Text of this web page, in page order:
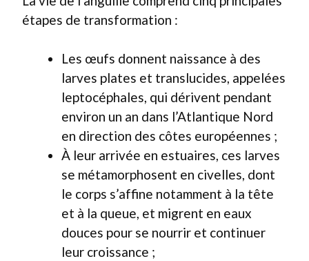
étapes de transformation :
Les œufs donnent naissance à des
larves plates et translucides, appelées
leptocéphales, qui dérivent pendant
environ un an dans l’Atlantique Nord
en direction des côtes européennes ;
À leur arrivée en estuaires, ces larves
se métamorphosent en civelles, dont
le corps s’affine notamment à la tête
et à la queue, et migrent en eaux
douces pour se nourrir et continuer
leur croissance ;